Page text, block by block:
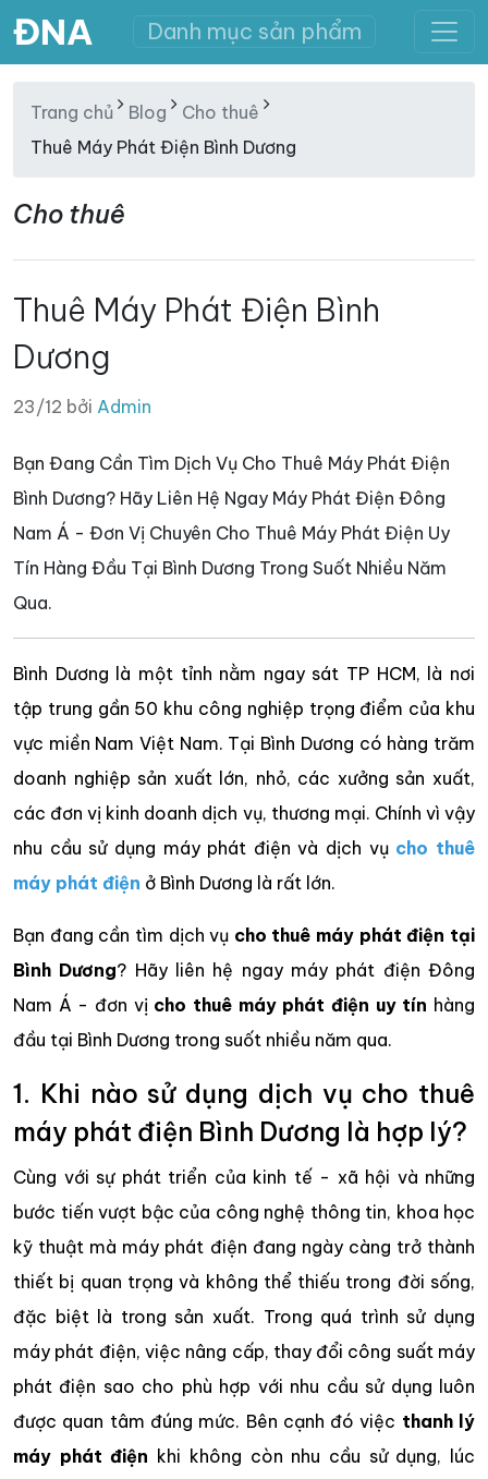
ĐNA Danh mục sản phẩm
Trang chủ Blog
Cho thuê
Thuê Máy Phát Điện Bình Dương
Cho thuê
Thuê Máy Phát Điện Bình
Dương
23/12 bởi Admin
Bạn Đang Cần Tìm Dịch Vụ Cho Thuê Máy Phát Điện
Bình Dương? Hãy Liên Hệ Ngay Máy Phát Điện Đông
Nam Á - Đơn Vị Chuyên Cho Thuê Máy Phát Điện Uy
Tín Hàng Đầu Tại Bình Dương Trong Suốt Nhiều Năm
Qua.
Bình Dương là một tỉnh nằm ngay sát TP HCM, là nơi
tập trung gần 50 khu công nghiệp trọng điểm của khu
vực miền Nam Việt Nam. Tại Bình Dương có hàng trăm
doanh nghiệp sản xuất lớn, nhỏ, các xưởng sản xuất,
các đơn vị kinh doanh dịch vụ, thương mại. Chính vì vậy
nhu cầu sử dụng máy phát điện và dịch vụ cho thuê
máy phát điện ở Bình Dương là rất lớn.
Bạn đang cần tìm dịch vụ cho thuê máy phát điện tại
Bình Dương? Hãy liên hệ ngay máy phát điện Đông
Nam Á - đơn vị cho thuê máy phát điện uy tín hàng
đầu tại Bình Dương trong suốt nhiều năm qua.
1. Khi nào sử dụng dịch vụ cho thuê
máy phát điện Bình Dương là hợp lý?
Cùng với sự phát triển của kinh tế - xã hội và những
bước tiến vượt bậc của công nghệ thông tin, khoa học
kỹ thuật mà máy phát điện đang ngày càng trở thành
thiết bị quan trọng và không thể thiếu trong đời sống,
đặc biệt là trong sản xuất. Trong quá trình sử dụng
máy phát điện, việc nâng cấp, thay đổi công suất máy
phát điện sao cho phù hợp với nhu cầu sử dụng luôn
được quan tâm đúng mức. Bên cạnh đó việc thanh lý
máy phát điện khi không còn nhu cầu sử dụng, lúc